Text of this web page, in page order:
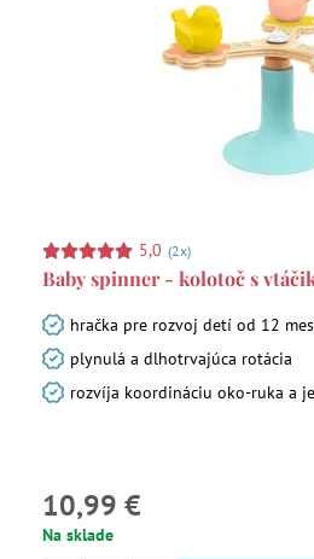
5,0 (2x)
Baby spinner - kolotoč s
hračka pre rozvoj detí od 12
plynulá a dlhotrvajúca rotácia
rozvíja koordináciu oko-ruka a
10,99 €
Na sklade